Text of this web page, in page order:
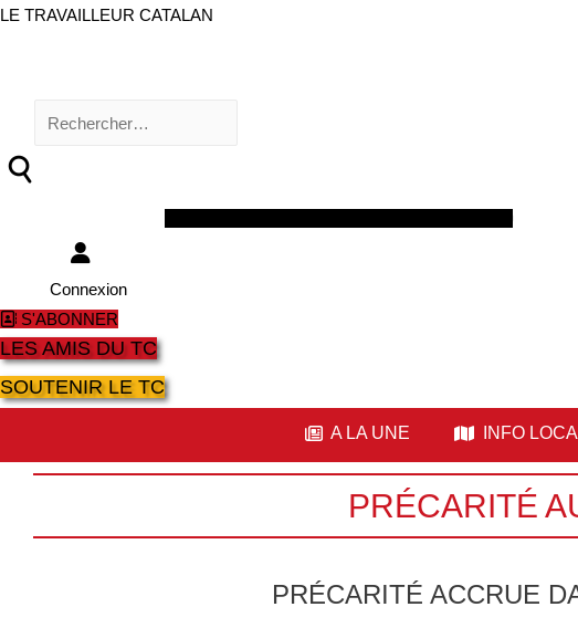
LE TRAVAILLEUR CATALAN
Rechercher :
Connexion
S'ABONNER
LES AMIS DU TC
SOUTENIR LE TC
A LA UNE INFO
PRÉCARITÉ
PRÉCARITÉ ACCRUE